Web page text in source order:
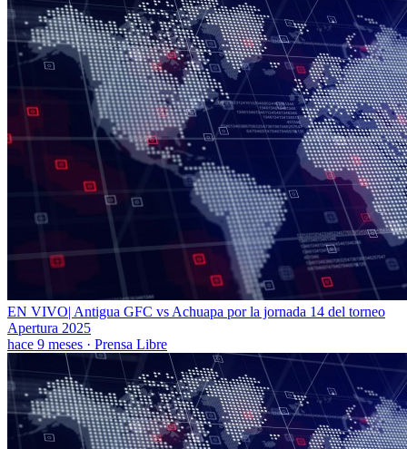
EN VIVO| Antigua GFC vs Achuapa por la jornada 14 del torneo
Apertura 2025
hace 9 meses · Prensa Libre